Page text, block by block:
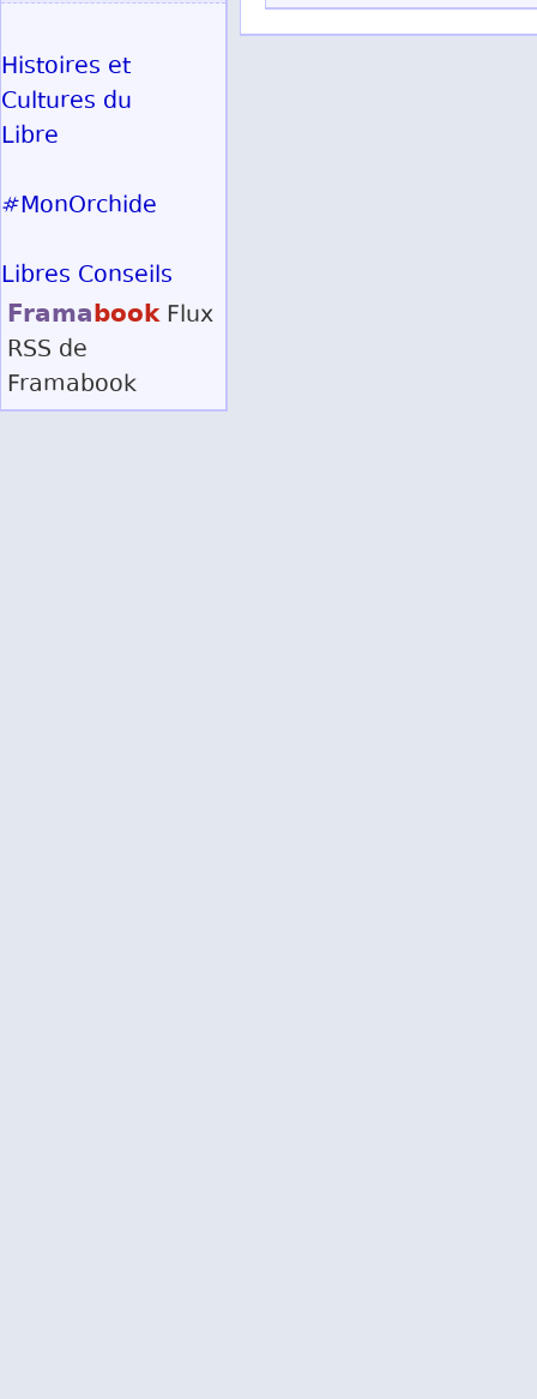
Histoires et
Cultures du
Libre
#MonOrchide
Libres Conseils
Framabook Flux
RSS de
Framabook